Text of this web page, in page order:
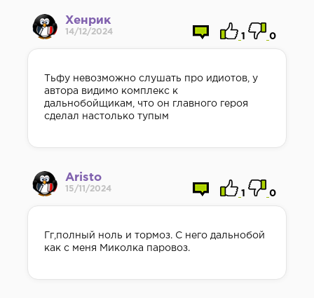
Хенрик
14/12/2024
1 0
Тьфу невозможно слушать про идиотов, у
автора видимо комплекс к
дальнобойщикам, что он главного героя
сделал настолько тупым
Aristo
15/11/2024
1 0
Гг,полный ноль и тормоз. С него дальнобой
как с меня Миколка паровоз.